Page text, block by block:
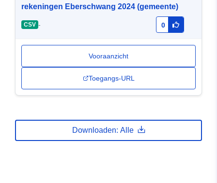
rekeningen Eberschwang 2024 (gemeente)
CSV - 0
Vooraanzicht
Toegangs-URL
Downloaden: Alle